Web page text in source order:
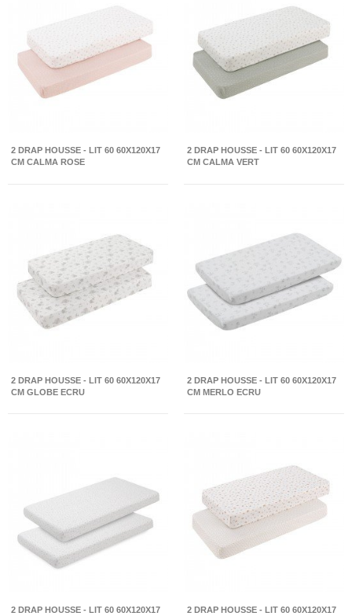
2 DRAP HOUSSE - LIT 60 60X120X17
CM CALMA ROSE
2 DRAP HOUSSE - LIT 60 60X120X17
CM CALMA VERT
2 DRAP HOUSSE - LIT 60 60X120X17
CM GLOBE ECRU
2 DRAP HOUSSE - LIT 60 60X120X17
CM MERLO ECRU
2 DRAP HOUSSE - LIT 60 60X120X17
2 DRAP HOUSSE - LIT 60 60X120X17